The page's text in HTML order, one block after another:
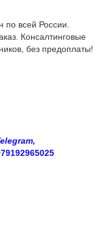
всей России.
Консалтинговые
без предоплаты!